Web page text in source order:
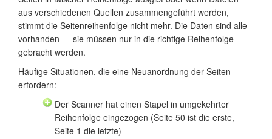
aus verschiedenen Quellen zusammengeführt werden,
stimmt die Seitenreihenfolge nicht mehr. Die Daten sind alle
vorhanden — sie müssen nur in die richtige Reihenfolge
gebracht werden.
Häufige Situationen, die eine Neuanordnung der Seiten
erfordern:
Der Scanner hat einen Stapel in umgekehrter
Reihenfolge eingezogen (Seite 50 ist die erste,
Seite 1 die letzte)